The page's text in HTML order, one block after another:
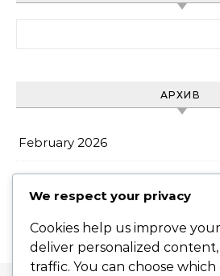
АРХИВ
February 2026
January 2026
We respect your privacy
Cookies help us improve
deliver personalized
traffic. You can choose which